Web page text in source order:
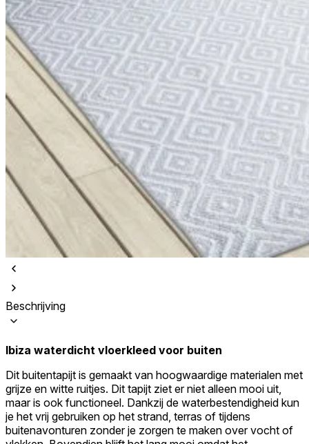
Beschrijving
Ibiza waterdicht vloerkleed voor buiten
Dit buitentapijt is gemaakt van hoogwaardige materialen met
grijze en witte ruitjes. Dit tapijt ziet er niet alleen mooi uit,
maar is ook functioneel. Dankzij de waterbestendigheid kun
je het vrij gebruiken op het strand, terras of tijdens
buitenavonturen zonder je zorgen te maken over vocht of